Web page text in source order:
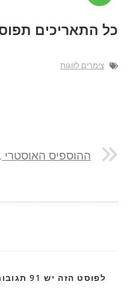
כל התאריכים תפוסים
צימרים לזוגות
לפוסט הזה יש 91 תגובות